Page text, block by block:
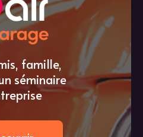
famille,
séminaire